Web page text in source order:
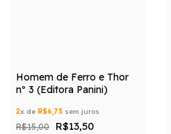
Homem de Ferro e Thor
nº 3 (Editora Panini)
2x de R$6,75 sem juros
R$15,00 R$13,50